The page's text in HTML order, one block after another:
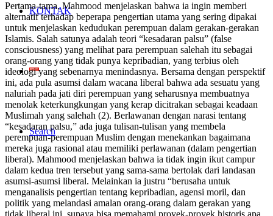
KONTAK
Search
Pertama-tama, Mahmood menjelaskan bahwa ia ingin memberi
alternatif terhadap beperapa pengertian utama yang sering dipakai
untuk menjelaskan kedudukan perempuan dalam gerakan-gerakan
Islamis. Salah satunya adalah teori “kesadaran palsu” (false
consciousness) yang melihat para perempuan salehah itu sebagai
orang-orang yang tidak punya kepribadian, yang terbius oleh
ideologi yang sebenarnya menindasnya. Bersama dengan perspektif
ini, ada pula asumsi dalam wacana liberal bahwa ada sesuatu yang
naluriah pada jati diri perempuan yang seharusnya membuatnya
menolak keterkungkungan yang kerap dicitrakan sebagai keadaan
Muslimah yang salehah (2). Berlawanan dengan narasi tentang
“kesadaran palsu,” ada juga tulisan-tulisan yang membela
perempuan-perempuan Muslim dengan menekankan bagaimana
mereka juga rasional atau memiliki perlawanan (dalam pengertian
liberal). Mahmood menjelaskan bahwa ia tidak ingin ikut campur
dalam kedua tren tersebut yang sama-sama bertolak dari landasan
asumsi-asumsi liberal. Melainkan ia justru “berusaha untuk
menganalisis pengertian tentang kepribadian, agensi moril, dan
politik yang melandasi amalan orang-orang dalam gerakan yang